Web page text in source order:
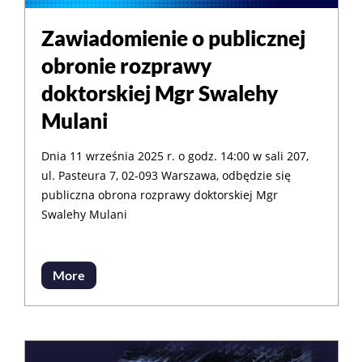
Zawiadomienie o publicznej
obronie rozprawy
doktorskiej Mgr Swalehy
Mulani
Dnia 11 września 2025 r. o godz. 14:00 w sali 207,
ul. Pasteura 7, 02-093 Warszawa, odbędzie się
publiczna obrona rozprawy doktorskiej Mgr
Swalehy Mulani
More